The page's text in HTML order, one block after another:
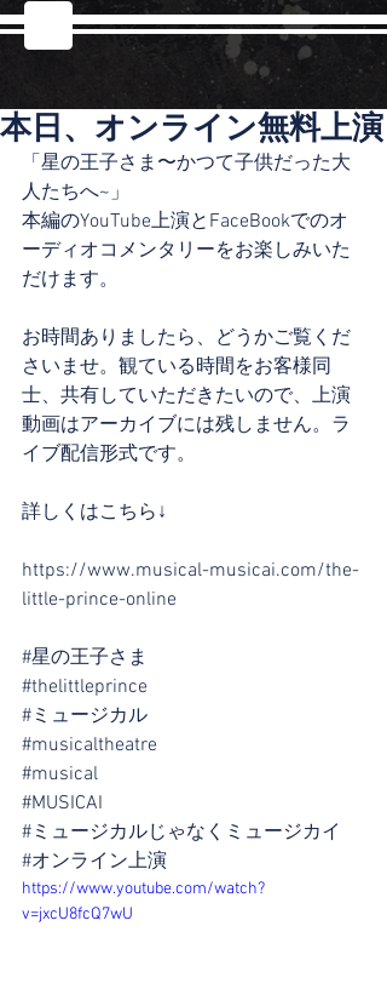
本日、オンライン無料上演
「星の王子さま〜かつて子供だった大
人たちへ~」
本編のYouTube上演とFaceBookでのオ
ーディオコメンタリーをお楽しみいた
だけます。
お時間ありましたら、どうかご覧くだ
さいませ。観ている時間をお客様同
士、共有していただきたいので、上演
動画はアーカイブには残しません。ラ
イブ配信形式です。
詳しくはこちら↓
https://www.musical-musicai.com/the-
little-prince-online
#星の王子さま
#thelittleprince
#ミュージカル
#musicaltheatre
#musical
#MUSICAI
#ミュージカルじゃなくミュージカイ
#オンライン上演
https://www.youtube.com/watch?
v=jxcU8fcQ7wU